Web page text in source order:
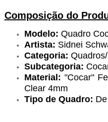
Composição do
Modelo: Quadro
Artista: Sidnei
Categoria:
Subcategoria:
Material: "Cocar"
Clear 4mm
Tipo de Quadro: